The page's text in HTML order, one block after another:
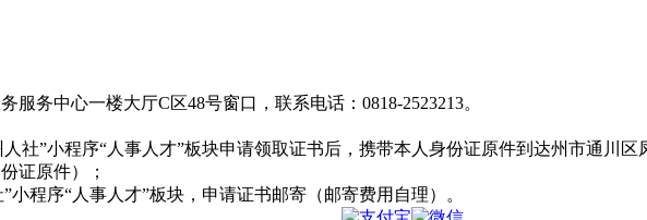
务中心一楼大厅C区48号窗口，联系电话：0818-2523213。
”小程序“人事人才”板块申请领取证书后，携带本人身份证原件到达州市通川区
证原件）；
程序“人事人才”板块，申请证书邮寄（邮寄费用自理）。